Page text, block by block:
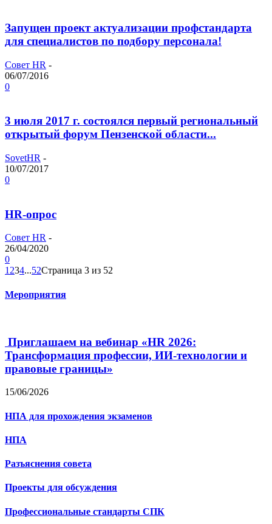
Запущен проект актуализации профстандарта
для специалистов по подбору персонала!
Совет HR -
06/07/2016
0
3 июля 2017 г. состоялся первый региональный
открытый форум Пензенской области...
SovetHR -
10/07/2017
0
HR-опрос
Совет HR -
26/04/2020
0
1234...52Страница 3 из 52
Мероприятия
Приглашаем на вебинар «HR 2026:
Трансформация профессии, ИИ-технологии и
правовые границы»
15/06/2026
НПА для прохождения экзаменов
НПА
Разъяснения совета
Проекты для обсуждения
Профессиональные стандарты СПК